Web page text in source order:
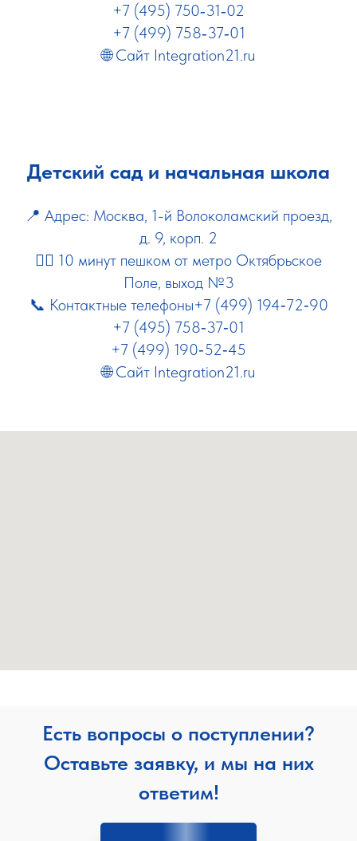
+7 (495) 750‑31‑02
+7 (499) 758‑37‑01
🌐 Сайт Integration21.ru
Детский сад и начальная школа
📍 Адрес: Москва, 1-й Волоколамский проезд,
д. 9, корп. 2
🚶‍♂️ 10 минут пешком от метро Октябрьское
Поле, выход №3
📞 Контактные телефоны+7 (499) 194‑72‑90
+7 (495) 758‑37‑01
+7 (499) 190‑52‑45
🌐 Сайт Integration21.ru
Есть вопросы о поступлении?
Оставьте заявку, и мы на них
ответим!